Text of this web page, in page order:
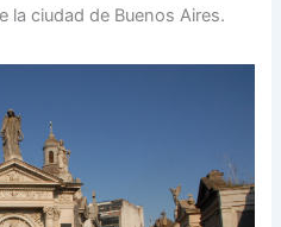
la ciudad de Buenos Aires.